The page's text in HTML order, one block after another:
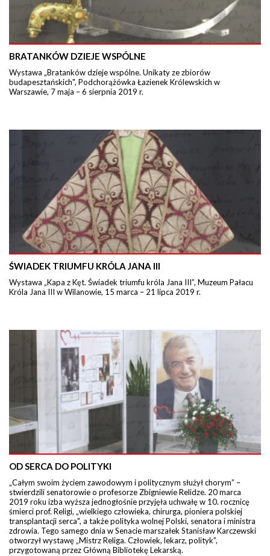
BRATANKÓW DZIEJE WSPÓLNE
Wystawa „Bratanków dzieje wspólne. Unikaty ze zbiorów
budapesztańskich", Podchorążówka Łazienek Królewskich w
Warszawie, 7 maja – 6 sierpnia 2019 r.
ŚWIADEK TRIUMFU KRÓLA JANA III
Wystawa „Kapa z Kęt. Świadek triumfu króla Jana III”, Muzeum Pałacu
Króla Jana III w Wilanowie, 15 marca – 21 lipca 2019 r.
OD SERCA DO POLITYKI
„Całym swoim życiem zawodowym i politycznym służył chorym” –
stwierdzili senatorowie o profesorze Zbigniewie Relidze. 20 marca
2019 roku izba wyższa jednogłośnie przyjęła uchwałę w 10. rocznicę
śmierci prof. Religi, „wielkiego człowieka, chirurga, pioniera polskiej
transplantacji serca", a także polityka wolnej Polski, senatora i ministra
zdrowia. Tego samego dnia w Senacie marszałek Stanisław Karczewski
otworzył wystawę „Mistrz Religa. Człowiek, lekarz, polityk”,
przygotowaną przez Główną Bibliotekę Lekarską.